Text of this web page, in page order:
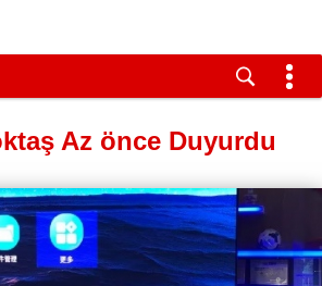
Az önce Duyurdu